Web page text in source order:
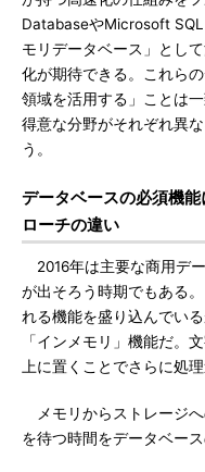
DatabaseやMicrosoft
モリデータベース」とし
化が期待できる。これら
領域を活用する」ことは
得意な分野がそれぞれ異
う。
データベースの必須機
ローチの違い
2016年は主要な商用デ
が出そろう時期でもある
れる機能を盛り込んでい
「インメモリ」機能だ。
上に置くことでさらに処
メモリからストレージへ
を待つ時間をデータベー